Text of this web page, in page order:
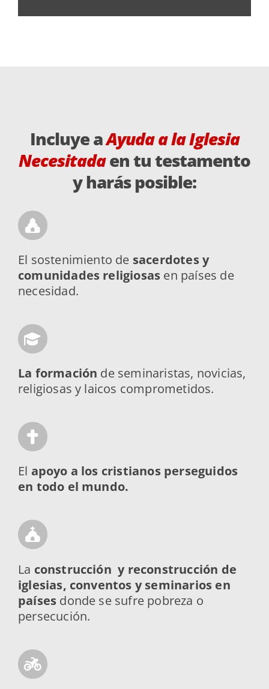
Incluye aAyuda a la Iglesia
Necesitadaen tu testamento
y harás posible:
El sostenimiento de sacerdotes y
comunidades religiosas en países de
necesidad.
La formación de seminaristas, novicias,
religiosas y laicos comprometidos.
El apoyo a los cristianos perseguidos
en todo el mundo.
La construcción y reconstrucción de
iglesias, conventos y seminarios en
países donde se sufre pobreza o
persecución.